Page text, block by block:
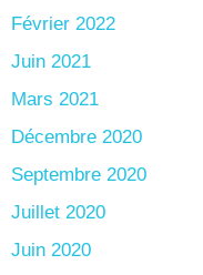
Février 2022
Juin 2021
Mars 2021
Décembre 2020
Septembre 2020
Juillet 2020
Juin 2020